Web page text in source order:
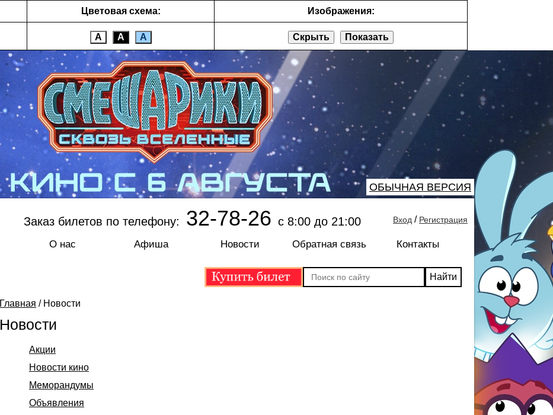
Цветовая схема: Изображения:
А А А Скрыть Показать
ОБЫЧНАЯ ВЕРСИЯ
Заказ билетов по телефону: 32-78-26 с 8:00 до 21:00 Вход / Регистрация
О нас Афиша Новости Обратная связь Контакты
Главная / Новости
Новости
Акции
Новости кино
Меморандумы
Объявления